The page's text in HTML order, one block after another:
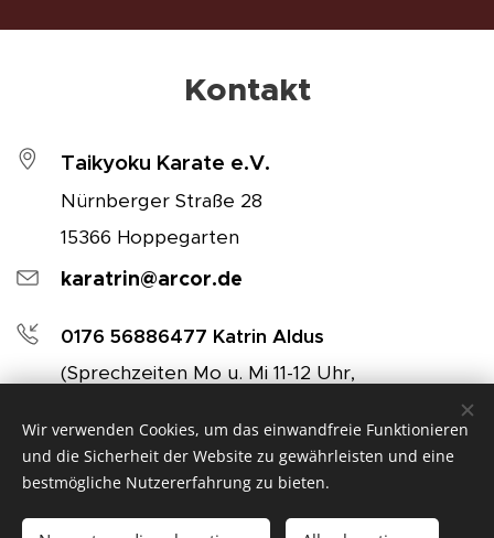
Kontakt
Taikyoku Karate e.V.
Nürnberger Straße 28
15366 Hoppegarten
karatrin@arcor.de
0176 56886477 Katrin Aldus
(Sprechzeiten Mo u. Mi 11-12 Uhr,
Nach Oben
Wir verwenden Cookies, um das einwandfreie Funktionieren
und die Sicherheit der Website zu gewährleisten und eine
bestmögliche Nutzererfahrung zu bieten.